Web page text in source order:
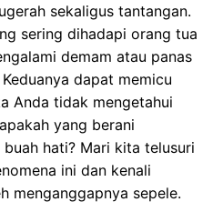
a
t
s
A
p
p
s
s
e
n
g
e
r
sekaligus tantangan.
sering dihadapi orang tua
demam atau panas
dapat memicu
Anda tidak mengetahui
yang berani
hati? Mari kita telusuri
ini dan kenali
menganggapnya sepele.